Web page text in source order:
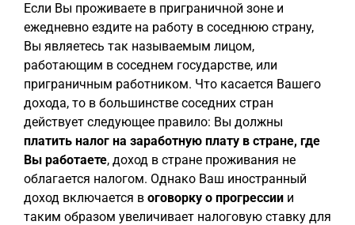
Если Вы проживаете в приграничной зоне и
ежедневно ездите на работу в соседнюю страну,
Вы являетесь так называемым лицом,
работающим в соседнем государстве, или
приграничным работником. Что касается Вашего
дохода, то в большинстве соседних стран
действует следующее правило: Вы должны
платить налог на заработную плату в стране, где
Вы работаете, доход в стране проживания не
облагается налогом. Однако Ваш иностранный
доход включается в оговорку о прогрессии и
таким образом увеличивает налоговую ставку для